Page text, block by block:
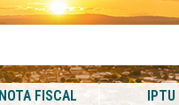
NOTA FISCAL IPTU